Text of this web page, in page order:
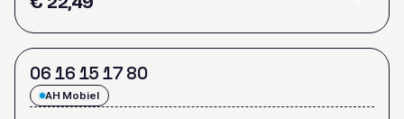
06 16 15 17 80
AH Mobiel